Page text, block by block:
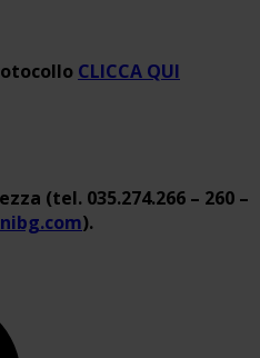
CLICCA QUI
(tel. 035.274.266 – 260 –
).